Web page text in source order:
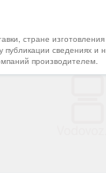
стране
сведениях и
производителем.